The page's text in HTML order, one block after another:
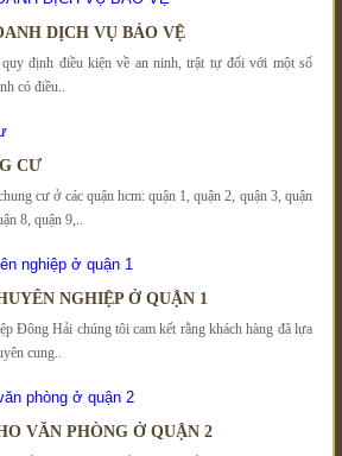
DỊCH VỤ BẢO VỆ
định điều kiện về an ninh, trật tự đối với một số
có điều..
CƯ
cư ở các quận hcm: quận 1, quận 2, quận 3, quận
8, quận 9,..
NGHIỆP Ở QUẬN 1
Đông Hải chúng tôi cam kết rằng khách hàng đã lựa
cung..
VĂN PHÒNG Ở QUẬN 2